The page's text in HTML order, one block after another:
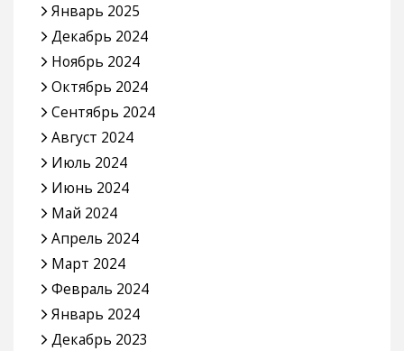
Январь 2025
Декабрь 2024
Ноябрь 2024
Октябрь 2024
Сентябрь 2024
Август 2024
Июль 2024
Июнь 2024
Май 2024
Апрель 2024
Март 2024
Февраль 2024
Январь 2024
Декабрь 2023